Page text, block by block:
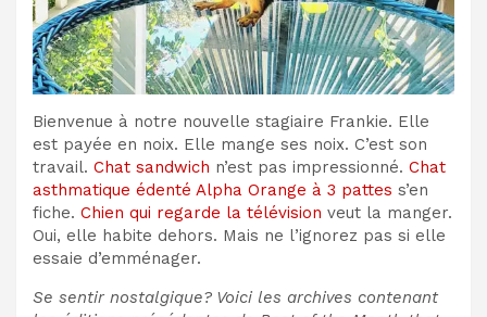
Bienvenue à notre nouvelle stagiaire Frankie. Elle
est payée en noix. Elle mange ses noix. C’est son
travail. Chat sandwich n’est pas impressionné. Chat
asthmatique édenté Alpha Orange à 3 pattes s’en
fiche. Chien qui regarde la télévision veut la manger.
Oui, elle habite dehors. Mais ne l’ignorez pas si elle
essaie d’emménager.
Se sentir nostalgique? Voici les archives contenant